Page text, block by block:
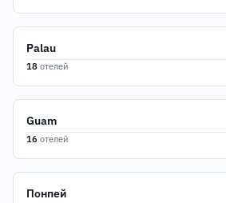
Palau
18 отелей
Guam
16 отелей
Понпей